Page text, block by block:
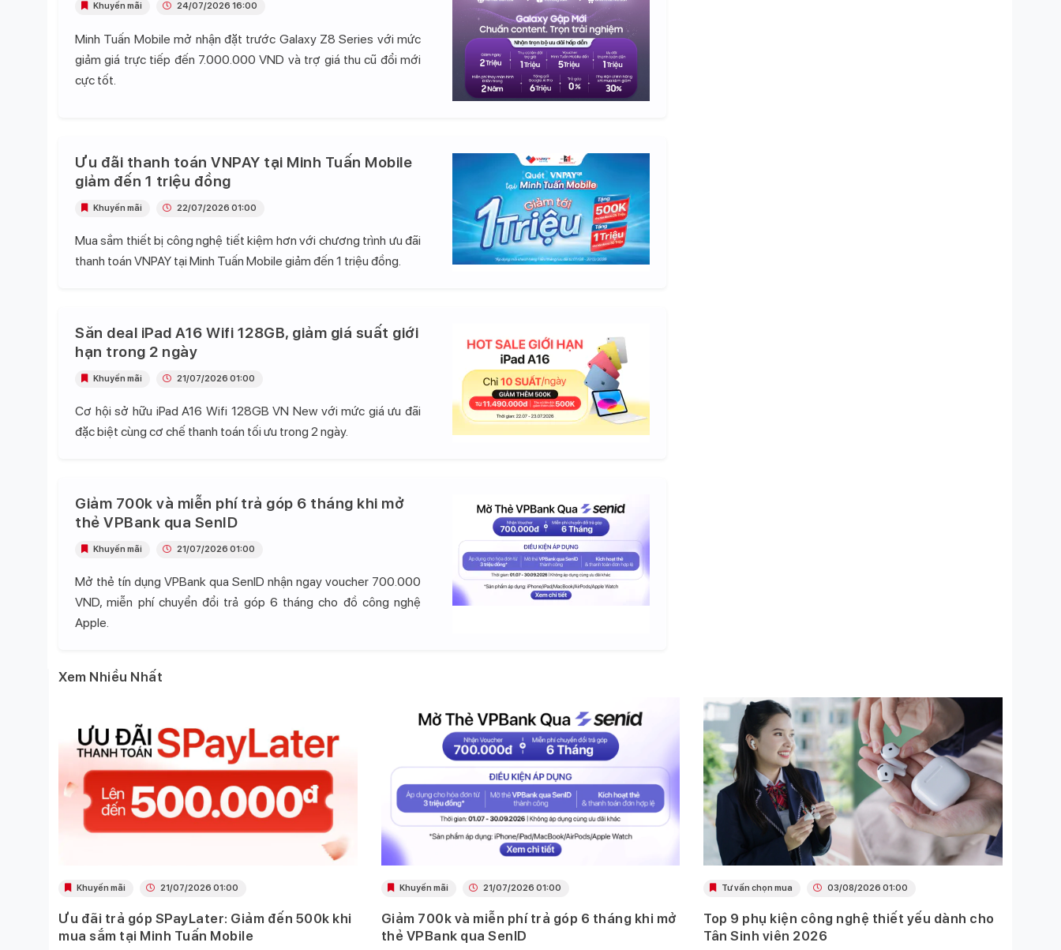
Minh Tuấn Mobile mở nhận đặt trước Galaxy Z8 Series với mức
giảm giá trực tiếp đến 7.000.000 VND và trợ giá thu cũ đổi mới
cực tốt.
Khuyến mãi 24/07/2026 16:00
Ưu đãi thanh toán VNPAY tại Minh Tuấn Mobile
giảm đến 1 triệu đồng
Mua sắm thiết bị công nghệ tiết kiệm hơn với chương trình ưu đãi
thanh toán VNPAY tại Minh Tuấn Mobile giảm đến 1 triệu đồng.
Khuyến mãi 22/07/2026 01:00
Săn deal iPad A16 Wifi 128GB, giảm giá suất giới
hạn trong 2 ngày
Cơ hội sở hữu iPad A16 Wifi 128GB VN New với mức giá ưu đãi
đặc biệt cùng cơ chế thanh toán tối ưu trong 2 ngày.
Khuyến mãi 21/07/2026 01:00
Giảm 700k và miễn phí trả góp 6 tháng khi mở
thẻ VPBank qua SenID
Mở thẻ tín dụng VPBank qua SenID nhận ngay voucher 700.000
VND, miễn phí chuyển đổi trả góp 6 tháng cho đồ công nghệ
Apple.
Khuyến mãi 21/07/2026 01:00
Xem Nhiều Nhất
Khuyến mãi 21/07/2026 01:00
Ưu đãi trả góp SPayLater: Giảm đến 500k khi
mua sắm tại Minh Tuấn Mobile
Khuyến mãi 21/07/2026 01:00
Giảm 700k và miễn phí trả góp 6 tháng khi mở
thẻ VPBank qua SenID
Tư vấn chọn mua 03/08/2026 01:00
Top 9 phụ kiện công nghệ thiết yếu dành cho
Tân Sinh viên 2026